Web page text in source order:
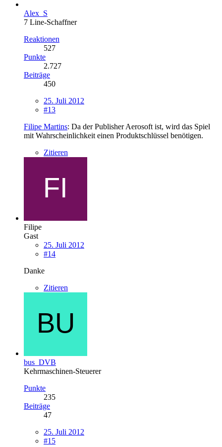
Alex_S
7 Line-Schaffner
Reaktionen
527
Punkte
2.727
Beiträge
450
25. Juli 2012
#13
Filipe Martins: Da der Publisher Aerosoft ist, wird das Spiel
mit Wahrscheinlichkeit einen Produktschlüssel benötigen.
Zitieren
Filipe
Gast
25. Juli 2012
#14
Danke
Zitieren
bus_DVB
Kehrmaschinen-Steuerer
Punkte
235
Beiträge
47
25. Juli 2012
#15